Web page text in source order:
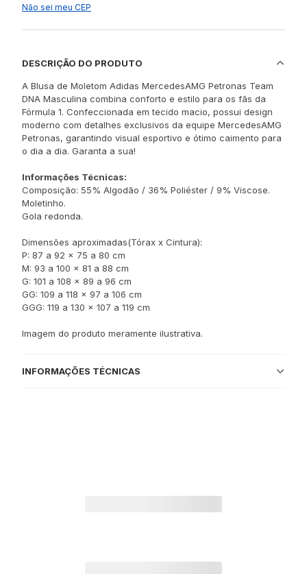
Não sei meu CEP
DESCRIÇÃO DO PRODUTO
A Blusa de Moletom Adidas MercedesAMG Petronas Team
DNA Masculina combina conforto e estilo para os fãs da
Fórmula 1. Confeccionada em tecido macio, possui design
moderno com detalhes exclusivos da equipe MercedesAMG
Petronas, garantindo visual esportivo e ótimo caimento para
o dia a dia. Garanta a sua!
Informações Técnicas:
Composição: 55% Algodão / 36% Poliéster / 9% Viscose.
Moletinho.
Gola redonda.
Dimensões aproximadas(Tórax x Cintura):
P: 87 a 92 x 75 a 80 cm
M: 93 a 100 x 81 a 88 cm
G: 101 a 108 x 89 a 96 cm
GG: 109 a 118 x 97 a 106 cm
GGG: 119 a 130 x 107 a 119 cm
Imagem do produto meramente ilustrativa.
INFORMAÇÕES TÉCNICAS